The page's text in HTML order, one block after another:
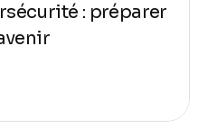
: préparer